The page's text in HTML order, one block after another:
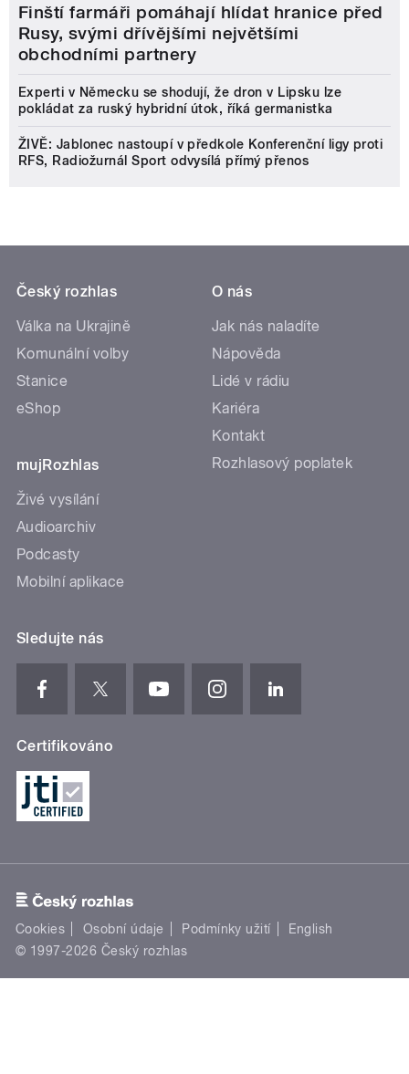
Finští farmáři pomáhají hlídat hranice před
Rusy, svými dřívějšími největšími
obchodními partnery
Experti v Německu se shodují, že dron v Lipsku lze
pokládat za ruský hybridní útok, říká germanistka
ŽIVĚ: Jablonec nastoupí v předkole Konferenční ligy proti
RFS, Radiožurnál Sport odvysílá přímý přenos
Český rozhlas
Válka na Ukrajině
Komunální volby
Stanice
eShop
mujRozhlas
Živé vysílání
Audioarchiv
Podcasty
Mobilní aplikace
O nás
Jak nás naladíte
Nápověda
Lidé v rádiu
Kariéra
Kontakt
Rozhlasový poplatek
Sledujte nás
Certifikováno
Cookies Osobní údaje Podmínky užití
English
© 1997-2026 Český rozhlas